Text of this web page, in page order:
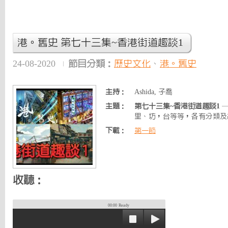
港。舊史 第七十三集~香港街道趣談1
24-08-2020 節目分類： 歷史文化 、 港。舊史
主持：
Ashida, 子喬
主題：
第七十三集~香港街道趣談1 —
里、坊，台等等，各有分類
下載：
第一節
收聽：
00:00 Ready